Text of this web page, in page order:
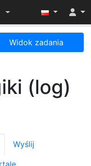
Widok zadania
(log)
Wyślij